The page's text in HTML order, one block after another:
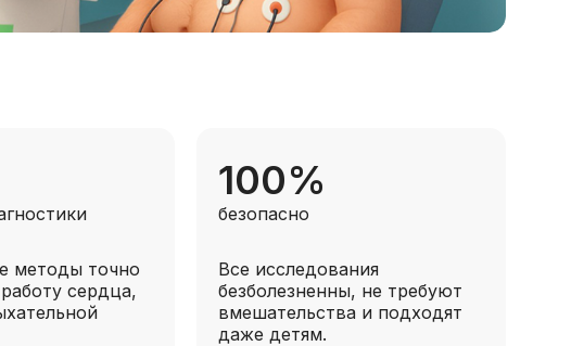
безопасно
Все исследования
безболезненны, не требуют
вмешательства и подходят
даже детям.
100%
методы точно
сердца,